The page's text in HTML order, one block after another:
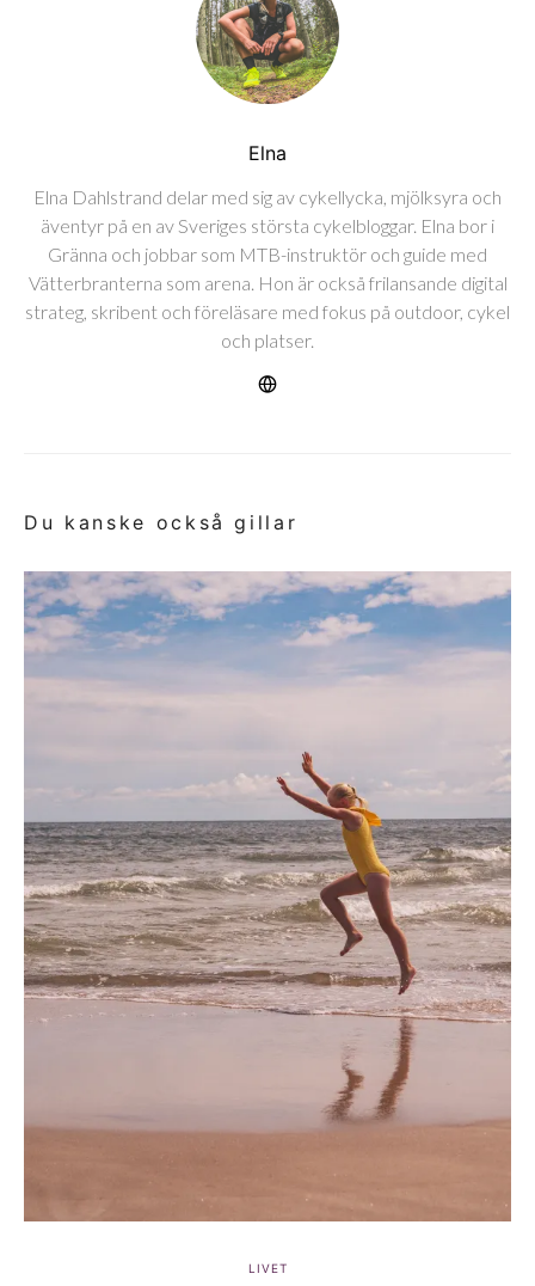
Elna
Elna Dahlstrand delar med sig av cykellycka, mjölksyra och
äventyr på en av Sveriges största cykelbloggar. Elna bor i
Gränna och jobbar som MTB-instruktör och guide med
Vätterbranterna som arena. Hon är också frilansande digital
strateg, skribent och föreläsare med fokus på outdoor, cykel
och platser.
Du kanske också gillar
LIVET